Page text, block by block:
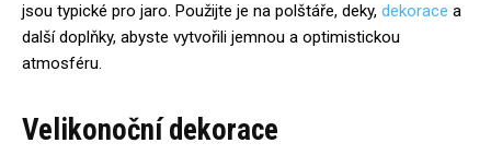
jsou typické pro jaro. Použijte je na polštáře, deky, dekorace a
další doplňky, abyste vytvořili jemnou a optimistickou
atmosféru.
Velikonoční dekorace